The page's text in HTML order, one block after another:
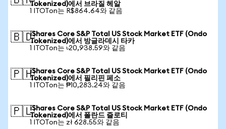
Tokenized)에서 브라질 헤알
1 ITOTon는 R$864.64와 같음
🇧🇩iShares Core S&P Total US Stock Market ETF (Ondo
Tokenized)에서 방글라데시 타카
1 ITOTon는 ৳20,938.59와 같음
🇵🇭iShares Core S&P Total US Stock Market ETF (Ondo
Tokenized)에서 필리핀 페소
1 ITOTon는 ₱10,283.24와 같음
🇵🇱iShares Core S&P Total US Stock Market ETF (Ondo
Tokenized)에서 폴란드 즐로티
1 ITOTon는 zł 628.55와 같음